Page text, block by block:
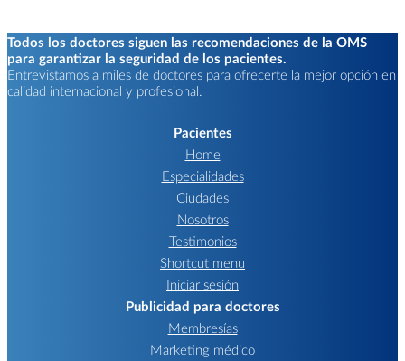
Todos los doctores siguen las recomendaciones de la OMS
para garantizar la seguridad de los pacientes.
Entrevistamos a miles de doctores para ofrecerte la mejor opción en
calidad internacional y profesional.
Pacientes
Home
Especialidades
Ciudades
Nosotros
Testimonios
Shortcut menu
Iniciar sesión
Publicidad para doctores
Membresías
Marketing médico